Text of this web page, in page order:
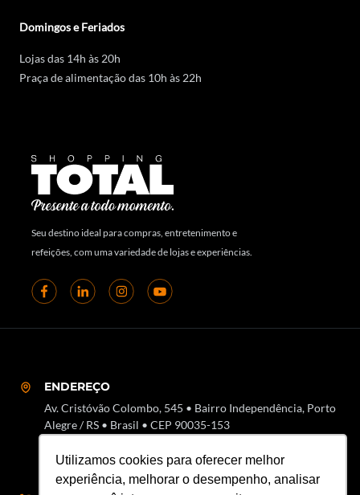
Utilizamos cookies para oferecer melhor
experiência, melhorar o desempenho, analisar
Domingos e Feriados
Lojas das 14h às 20h
Praça de alimentação das 10h às 22h
Seu destino ideal para compras, entretenimento e
refeições, com uma variedade de lojas e experiências.
ENDEREÇO
Av. Cristóvão Colombo, 545 • Bairro Independência, Porto
Alegre / RS • Brasil • CEP 90035-153